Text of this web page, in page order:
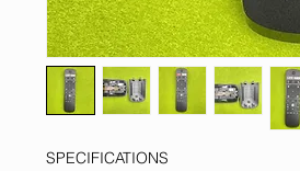
SPECIFICATIONS